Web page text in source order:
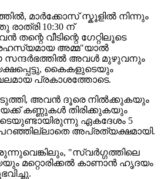
മാർക്കോസ് സ്കൂളിൽ നിന്നും
രാത്രി 10:30 ന്
വീടിന്റെ ഗേറ്റിലൂടെ
അമ്മ"യാൽ
സന്ദർഭത്തിൽ അവൾ മുഴുവനും
കൈകളുടെയും
പ്രകാശത്തോടെ.
അവൻ ദൂരെ നിൽക്കുകയും
കണ്ണുകൾ തിരിക്കുകയും
ഏകദേശം 5
പറഞ്ഞില്ലാതെ അപ്രത്യക്ഷമായി.
"സ്വർഗ്ഗത്തിലെ
മറ്റൊരിക്കൽ കാണാൻ ഹൃദയം